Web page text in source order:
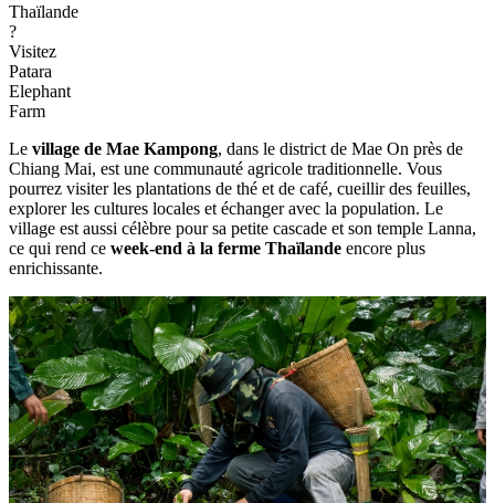
Thaïlande
?
Visitez
Patara
Elephant
Farm
Le village de Mae Kampong, dans le district de Mae On près de
Chiang Mai, est une communauté agricole traditionnelle. Vous
pourrez visiter les plantations de thé et de café, cueillir des feuilles,
explorer les cultures locales et échanger avec la population. Le
village est aussi célèbre pour sa petite cascade et son temple Lanna,
ce qui rend ce week-end à la ferme Thaïlande encore plus
enrichissante.